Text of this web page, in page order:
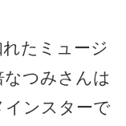
たミュージ
つみさんは
インスターで